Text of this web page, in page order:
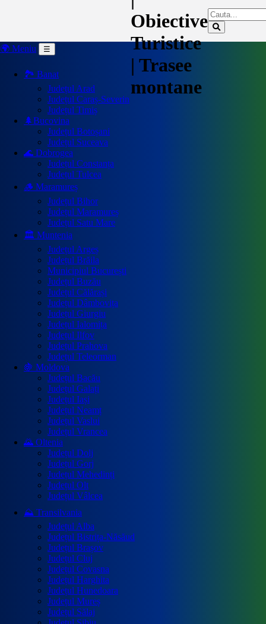
Obiective
Turistice
| Trasee
montane
🌍 Meniu ☰
🏞️ Banat
Județul Arad
Județul Caraș-Severin
Județul Timiș
🌲Bucovina
Județul Botoșani
Județul Suceava
🌊 Dobrogea
Județul Constanța
Județul Tulcea
🪵 Maramureș
Județul Bihor
Județul Maramureș
Județul Satu Mare
🏛️ Muntenia
Județul Argeș
Județul Brăila
Municipiul București
Județul Buzău
Județul Călărași
Județul Dâmbovița
Județul Giurgiu
Județul Ialomița
Județul Ilfov
Județul Prahova
Județul Teleorman
🍇 Moldova
Județul Bacău
Județul Galați
Județul Iași
Județul Neamț
Județul Vaslui
Județul Vrancea
🌄 Oltenia
Județul Dolj
Județul Gorj
Județul Mehedinți
Județul Olt
Județul Vâlcea
⛰️ Transilvania
Județul Alba
Județul Bistrița-Năsăud
Județul Brașov
Județul Cluj
Județul Covasna
Județul Harghita
Județul Hunedoara
Județul Mureș
Județul Sălaj